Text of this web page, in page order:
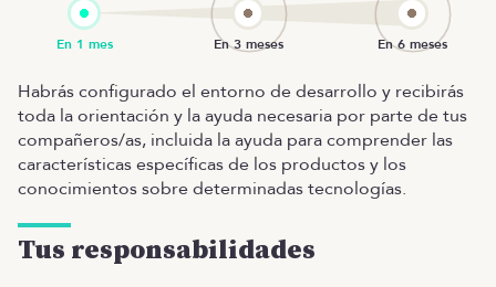
Habrás configurado el entorno de desarrollo y recibirás
toda la orientación y la ayuda necesaria por parte de tus
compañeros/as, incluida la ayuda para comprender las
características específicas de los productos y los
conocimientos sobre determinadas tecnologías.
Tus responsabilidades